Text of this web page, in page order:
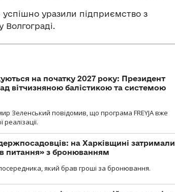
уразили підприємство з
Волгограді.
на початку 2027 року: Президент
вітчизняною балістикою та системою
Зеленський повідомив, що програма FREYJA вже
на Харківщині затримали
питання» з бронюванням
який брав гроші за бронювання.